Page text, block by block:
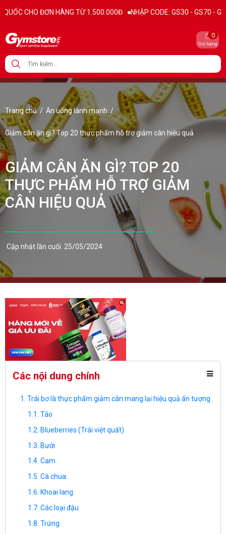
TỪ 1.500.000Đ NHẬP CODE: GS30 - GS70 - GS100 giảm trực tiếp
Giỏ hàng
0
Trang chủ / Ăn uống lành mạnh /
Giảm cân ăn gì? Top 20 thực phẩm hỗ trợ giảm cân hiệu quả
GIẢM CÂN ĂN GÌ? TOP 20
THỰC PHẨM HỖ TRỢ GIẢM
CÂN HIỆU QUẢ
Cập nhật lần cuối: 25/05/2024
Các nội dung chính
Trái bơ là thực phẩm giảm cân mang lại hiệu quả ấn tượng
Táo
Blueberries (Trái việt quất)
Bưởi
Cam
Cà chua
Khoai lang
Các loại đậu
Trứng